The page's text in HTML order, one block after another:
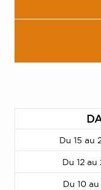
Du 15 au
Du 12 au
Du 10